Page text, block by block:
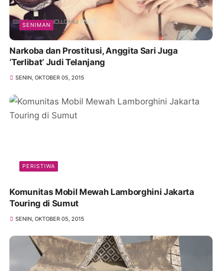
SENIMAN
Narkoba dan Prostitusi, Anggita Sari Juga
‘Terlibat’ Judi Telanjang
SENIN, OKTOBER 05, 2015
PERISTIWA
Komunitas Mobil Mewah Lamborghini Jakarta
Touring di Sumut
SENIN, OKTOBER 05, 2015